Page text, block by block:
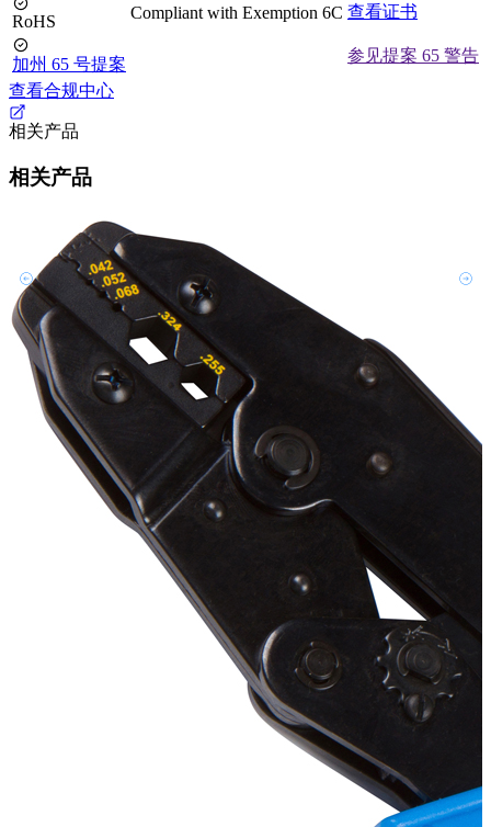
RoHS Compliant with Exemption 6C 查看证书
加州 65 号提案
参见提案 65 警告
查看合规中心
相关产品
相关产品